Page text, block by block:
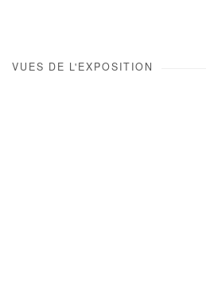
VUES DE L'EXPOSITION